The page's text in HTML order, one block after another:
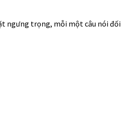
ngưng trọng, mỗi một câu nói đối